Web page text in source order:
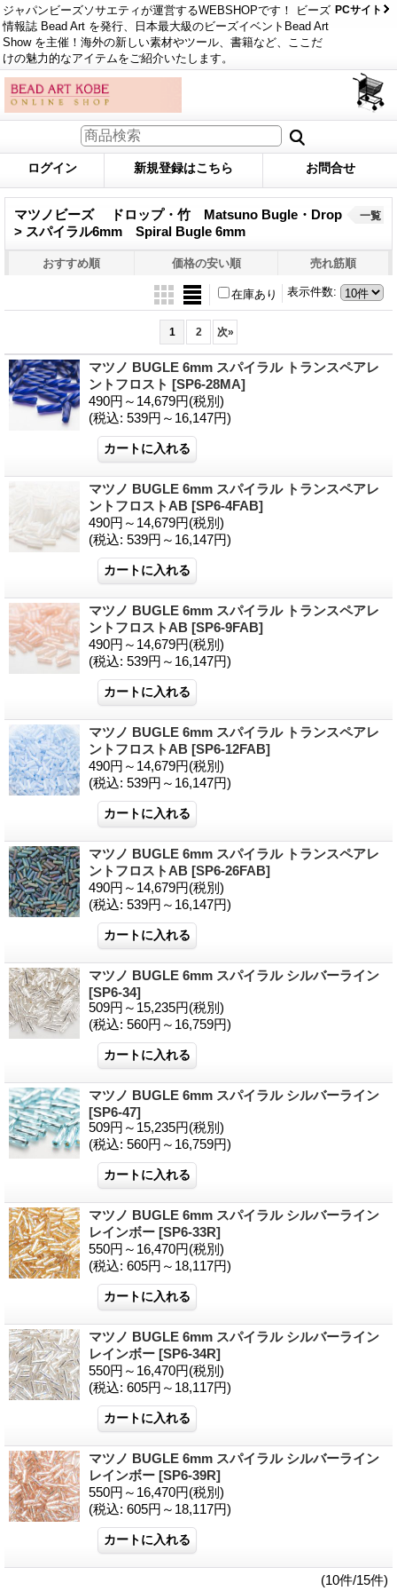
ジャパンビーズソサエティが運営するWEBSHOPです！ ビーズ
情報誌 Bead Art を発行、日本最大級のビーズイベントBead Art
Show を主催！海外の新しい素材やツール、書籍など、ここだ
けの魅力的なアイテムをご紹介いたします。
PCサイト
ログイン 新規登録はこちら お問合せ
マツノビーズ ドロップ・竹 Matsuno Bugle・Drop
> スパイラル6mm Spiral Bugle 6mm
一覧
おすすめ順 価格の安い順 売れ筋順
表示件数:
在庫あり
1 2 次»
マツノ BUGLE 6mm スパイラル トランスペアレ
ントフロスト [SP6-28MA]
490円～14,679円(税別)
(税込: 539円～16,147円)
マツノ BUGLE 6mm スパイラル トランスペアレ
ントフロストAB [SP6-4FAB]
490円～14,679円(税別)
(税込: 539円～16,147円)
マツノ BUGLE 6mm スパイラル トランスペアレ
ントフロストAB [SP6-9FAB]
490円～14,679円(税別)
(税込: 539円～16,147円)
マツノ BUGLE 6mm スパイラル トランスペアレ
ントフロストAB [SP6-12FAB]
490円～14,679円(税別)
(税込: 539円～16,147円)
マツノ BUGLE 6mm スパイラル トランスペアレ
ントフロストAB [SP6-26FAB]
490円～14,679円(税別)
(税込: 539円～16,147円)
マツノ BUGLE 6mm スパイラル シルバーライン
[SP6-34]
509円～15,235円(税別)
(税込: 560円～16,759円)
マツノ BUGLE 6mm スパイラル シルバーライン
[SP6-47]
509円～15,235円(税別)
(税込: 560円～16,759円)
マツノ BUGLE 6mm スパイラル シルバーライン
レインボー [SP6-33R]
550円～16,470円(税別)
(税込: 605円～18,117円)
マツノ BUGLE 6mm スパイラル シルバーライン
レインボー [SP6-34R]
550円～16,470円(税別)
(税込: 605円～18,117円)
マツノ BUGLE 6mm スパイラル シルバーライン
レインボー [SP6-39R]
550円～16,470円(税別)
(税込: 605円～18,117円)
(10件/15件)